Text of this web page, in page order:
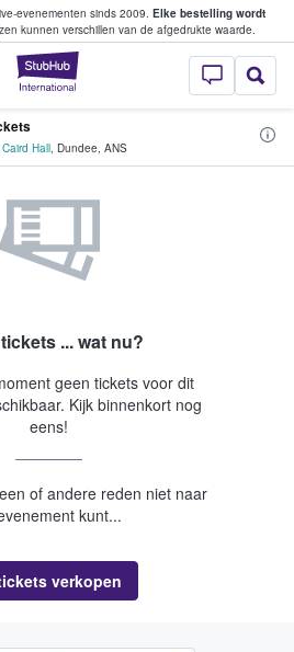
evenementen sinds 2009. Elke bestelling wordt
kunnen verschillen van de afgedrukte waarde.
StubHub: waar
verkopen
Caird Hall, Dundee, ANS
... wat nu?
geen tickets voor dit
Kijk binnenkort nog
eens!
of andere reden niet naar
kunt...
verkopen